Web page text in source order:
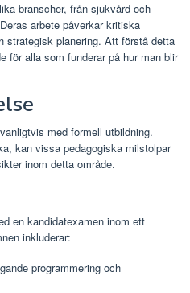
branscher, från sjukvård och
arbete påverkar kritiska
strategisk planering. Att förstå detta
för alla som funderar på hur man blir
med formell utbildning.
kan vissa pedagogiska milstolpar
inom detta område.
en kandidatexamen inom ett
inkluderar:
programmering och